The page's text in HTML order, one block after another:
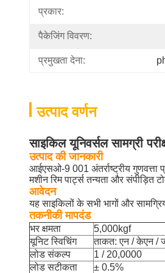
प्रकार:
पैकेजिंग विवरण:
प्रमुखता देना:
उत्पाद वर्णन
साइकिल यूनिवर्सल सामग्री
उत्पाद की जानकारी
आईएसओ-9 001 अंतर्राष्ट्रीय
मशीन रिम पार्ट्स तन्यता और संपीड़ित
आवेदन
यह साइकिलों के सभी भागों और
तकनीकी मापदंड
भर क्षमता
5,000kgf
यूनिट स्विचिंग
ताकत: एन / केएन /
लोड संकल्प
1 / 20,0000
लोड सटीकता
± 0.5%